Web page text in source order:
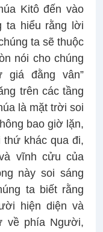
Kitô đến vào
ta hiểu rằng lời
ta sẽ thuộc
nói cho chúng
giá đằng vân”
trên các tầng
là mặt trời soi
bao giờ lặn,
khác qua đi,
vĩnh cửu của
này soi sáng
ta biết rằng
hiện diện và
về phía Người,